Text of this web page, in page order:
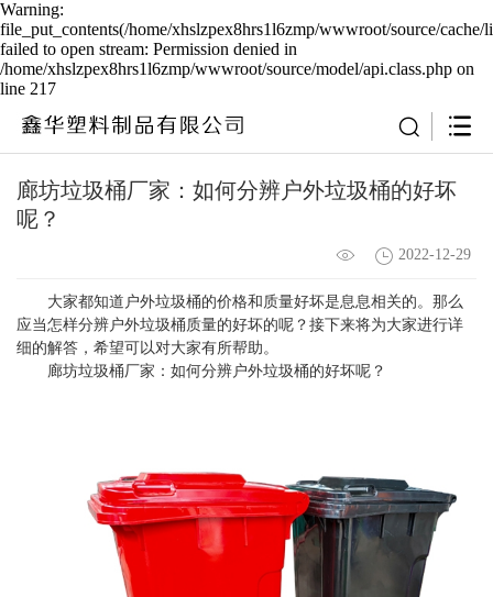
Warning:
file_put_contents(/home/xhslzpex8hrs1l6zmp/wwwroot/source/cache/
failed to open stream: Permission denied in
/home/xhslzpex8hrs1l6zmp/wwwroot/source/model/api.class.php on
line 217
廊坊垃圾桶厂家：如何分辨户外垃圾桶的好坏
呢？
2022-12-29
大家都知道户外垃圾桶的价格和质量好坏是息息相关的。那么
应当怎样分辨户外垃圾桶质量的好坏的呢？接下来将为大家进行详
细的解答，希望可以对大家有所帮助。
廊坊垃圾桶厂家：如何分辨户外垃圾桶的好坏呢？